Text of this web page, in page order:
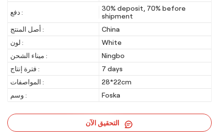
دفع :
30% deposit, 70% before
shipment
أصل المنتج :
China
لون :
White
ميناء الشحن :
Ningbo
فترة إنتاج :
7 days
المواصفات :
28*22cm
وسم :
Foska